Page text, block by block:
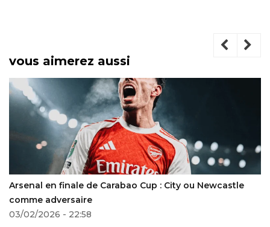
vous aimerez aussi
Arsenal en finale de Carabao Cup : City ou Newcastle
comme adversaire
03/02/2026 - 22:58